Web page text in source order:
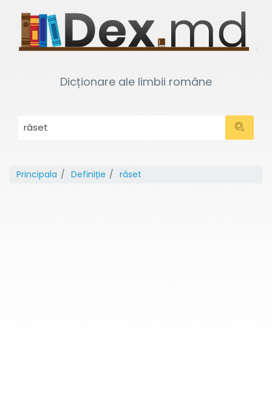
Dicționare ale limbii române
Principala Definiție râset